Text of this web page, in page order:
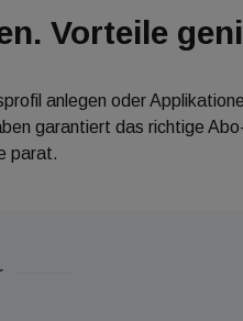
Vorteile
anlegen oder
garantiert das richtige
parat.